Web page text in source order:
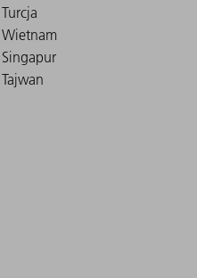
Turcja
Wietnam
Singapur
Tajwan